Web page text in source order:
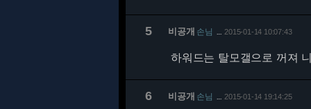
5 비공개 손님 2015-01-14 10:07:43
하워드는 탈모갤으로 꺼져
6 비공개 손님 2015-01-14 19:14:25